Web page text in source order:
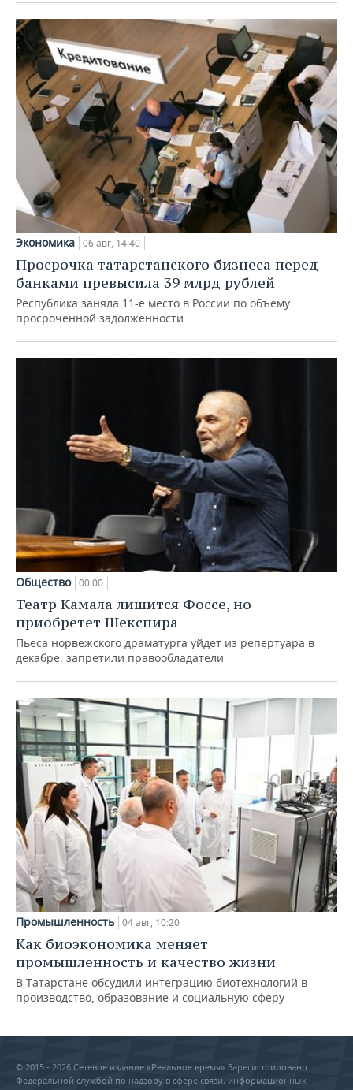
Экономика 06 авг, 14:40
Просрочка татарстанского бизнеса перед
банками превысила 39 млрд рублей
Республика заняла 11-е место в России по объему
просроченной задолженности
Общество 00:00
Театр Камала лишится Фоссе, но
приобретет Шекспира
Пьеса норвежского драматурга уйдет из репертуара в
декабре: запретили правообладатели
Промышленность 04 авг, 10:20
Как биоэкономика меняет
промышленность и качество жизни
В Татарстане обсудили интеграцию биотехнологий в
производство, образование и социальную сферу
© 2015 - 2026 Сетевое издание «Реальное время» Зарегистрировано
Федеральной службой по надзору в сфере связи, информационных